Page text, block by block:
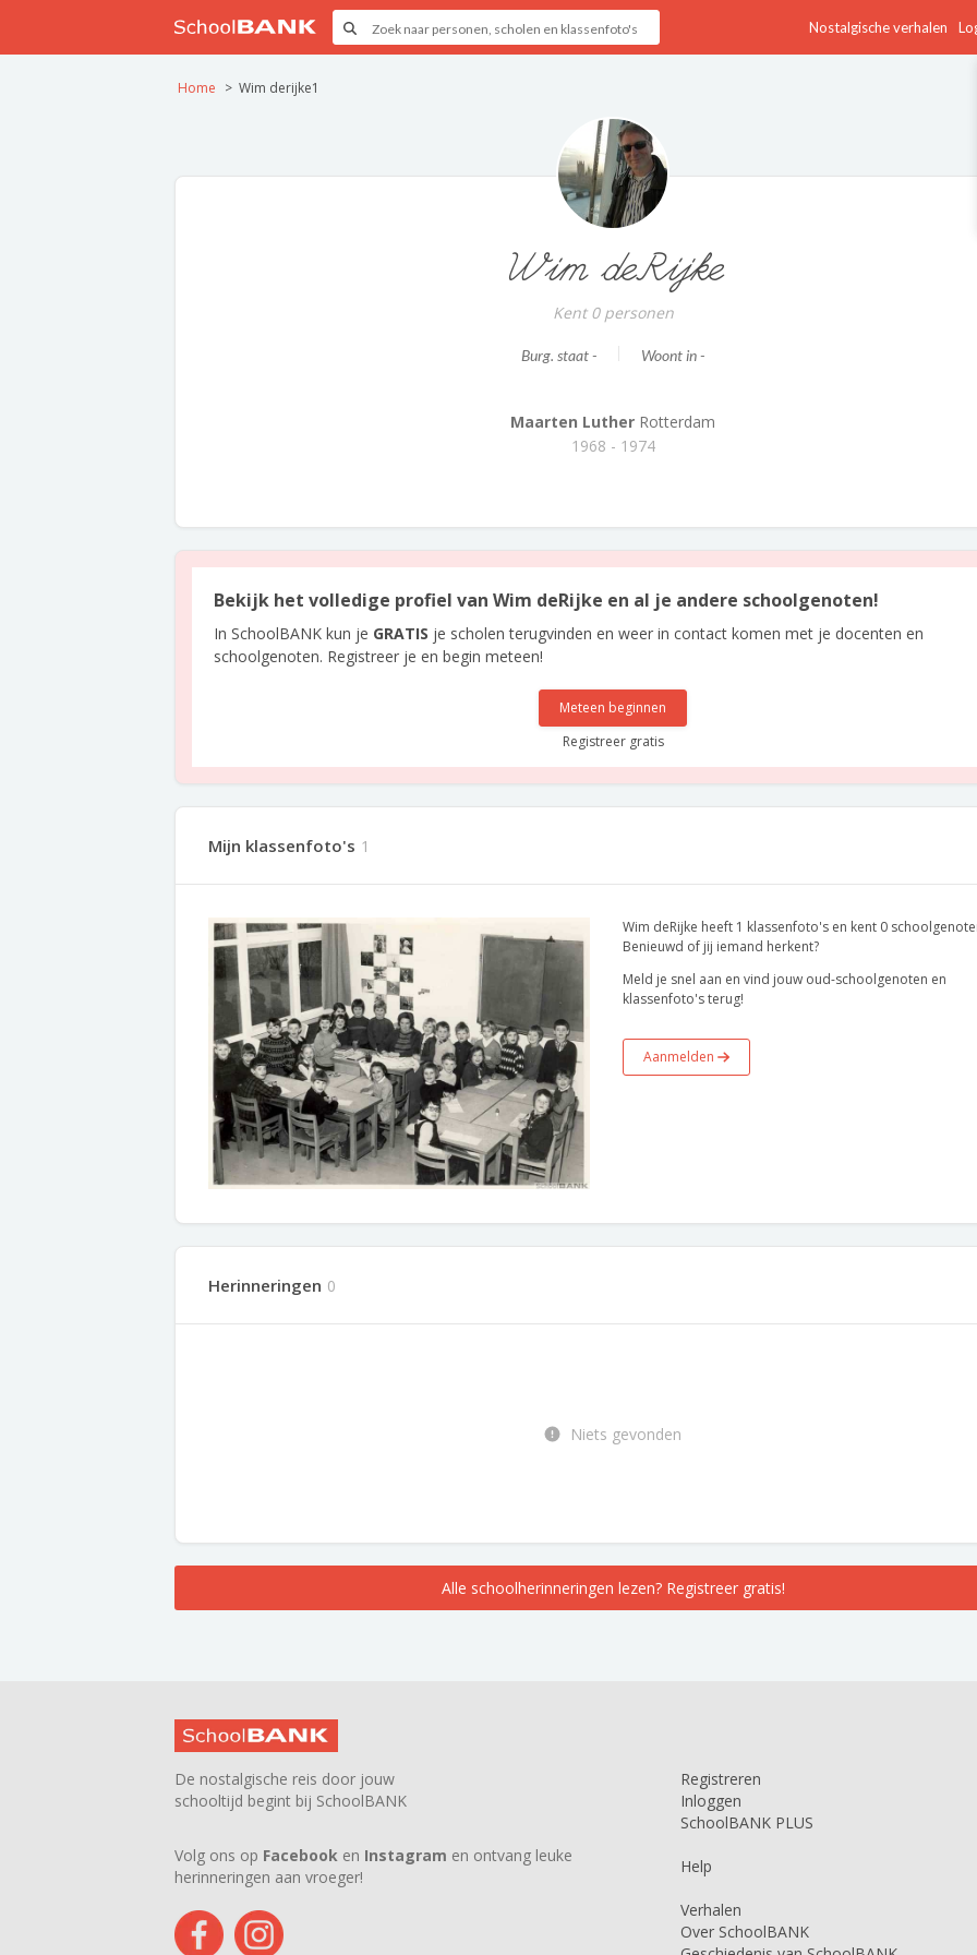
Nostalgische verhalen
Home Wim derijke1
Wim deRijke
Kent 0 personen
Burg. staat - Woont in -
Maarten Luther Rotterdam
1968 - 1974
Bekijk het volledige profiel van Wim deRijke en al je andere schoolgenoten!
In SchoolBANK kun je GRATIS je scholen terugvinden en weer in contact komen met je docenten en
schoolgenoten. Registreer je en begin meteen!
Meteen beginnen
Registreer gratis
Mijn klassenfoto's 1
Wim deRijke heeft 1 klassenfoto's en kent 0
Benieuwd of jij iemand herkent?
Meld je snel aan en vind jouw oud-schoolgenoten en
klassenfoto's terug!
Aanmelden
Herinneringen 0
Niets gevonden
Alle schoolherinneringen lezen? Registreer gratis!
De nostalgische reis door jouw
schooltijd begint bij SchoolBANK
Volg ons op Facebook en Instagram en ontvang leuke
herinneringen aan vroeger!
Registreren
Inloggen
SchoolBANK PLUS
Help
Verhalen
Over SchoolBANK